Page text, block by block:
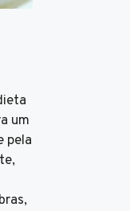
um
pela